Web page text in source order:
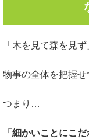
「木を見て森を見
物事の全体を把握せ
つまり…
「細かいことにこ